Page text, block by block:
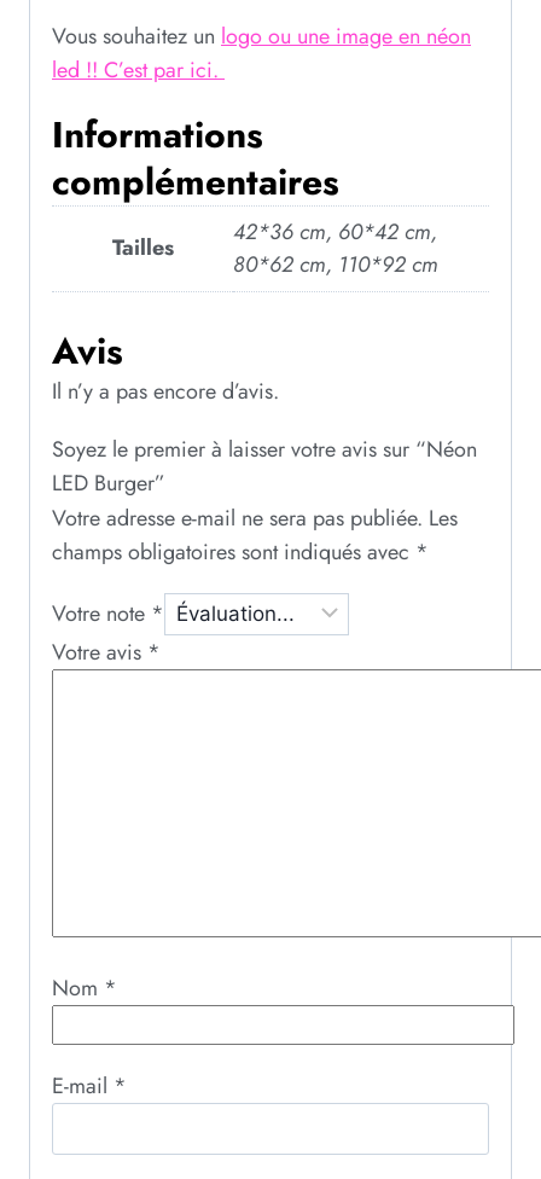
Vous souhaitez un logo ou une image en néon
led !! C’est par ici.
Informations
complémentaires
Tailles
42*36 cm, 60*42 cm,
80*62 cm, 110*92 cm
Avis
Il n’y a pas encore d’avis.
Soyez le premier à laisser votre avis sur “Néon
LED Burger”
Votre adresse e-mail ne sera pas publiée. Les
champs obligatoires sont indiqués avec *
Votre note *
Votre avis *
Nom *
E-mail *